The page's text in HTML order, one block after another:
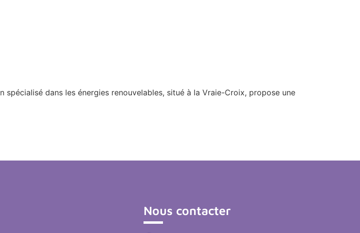
dans les énergies renouvelables, situé à la Vraie-Croix, propose une
Nous contacter